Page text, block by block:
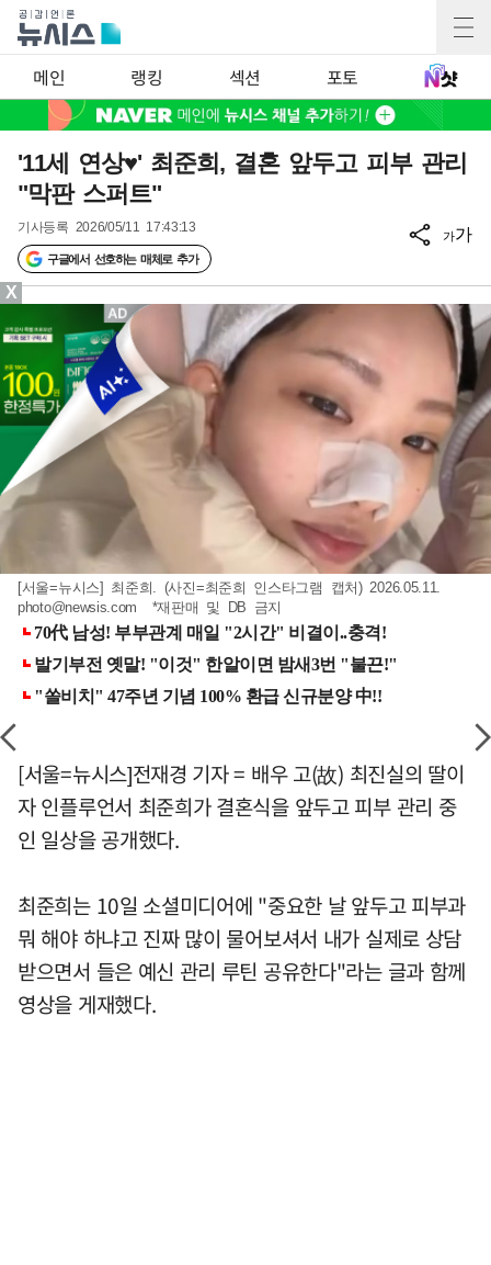
메인 랭킹 섹션 포토
'11세 연상♥' 최준희, 결혼 앞두고 피부 관리
"막판 스퍼트"
기사등록 2026/05/11 17:43:13
구글에서 선호하는 매체로 추가
가가
[서울=뉴시스] 최준희. (사진=최준희 인스타그램 캡처) 2026.05.11.
photo@newsis.com *재판매 및 DB 금지
[서울=뉴시스]전재경 기자 = 배우 고(故) 최진실의 딸이
자 인플루언서 최준희가 결혼식을 앞두고 피부 관리 중
인 일상을 공개했다.
최준희는 10일 소셜미디어에 "중요한 날 앞두고 피부과
뭐 해야 하냐고 진짜 많이 물어보셔서 내가 실제로 상담
받으면서 들은 예신 관리 루틴 공유한다"라는 글과 함께
영상을 게재했다.
X